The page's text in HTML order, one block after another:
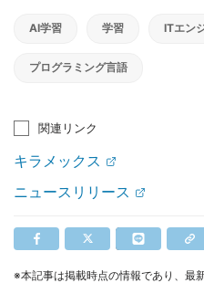
AI学習 学習 ITエン
プログラミング言語
関連リンク
キラメックス
ニュースリリース
※本記事は掲載時点の情報であり、最